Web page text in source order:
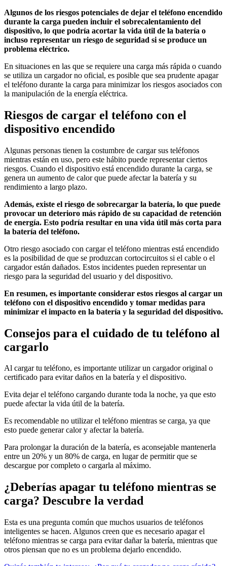
Algunos de los riesgos potenciales de dejar el teléfono encendido
durante la carga pueden incluir el sobrecalentamiento del
dispositivo, lo que podría acortar la vida útil de la batería o
incluso representar un riesgo de seguridad si se produce un
problema eléctrico.
En situaciones en las que se requiere una carga más rápida o cuando
se utiliza un cargador no oficial, es posible que sea prudente apagar
el teléfono durante la carga para minimizar los riesgos asociados con
la manipulación de la energía eléctrica.
Riesgos de cargar el teléfono con el
dispositivo encendido
Algunas personas tienen la costumbre de cargar sus teléfonos
mientras están en uso, pero este hábito puede representar ciertos
riesgos. Cuando el dispositivo está encendido durante la carga, se
genera un aumento de calor que puede afectar la batería y su
rendimiento a largo plazo.
Además, existe el riesgo de sobrecargar la batería, lo que puede
provocar un deterioro más rápido de su capacidad de retención
de energía. Esto podría resultar en una vida útil más corta para
la batería del teléfono.
Otro riesgo asociado con cargar el teléfono mientras está encendido
es la posibilidad de que se produzcan cortocircuitos si el cable o el
cargador están dañados. Estos incidentes pueden representar un
riesgo para la seguridad del usuario y del dispositivo.
En resumen, es importante considerar estos riesgos al cargar un
teléfono con el dispositivo encendido y tomar medidas para
minimizar el impacto en la batería y la seguridad del dispositivo.
Consejos para el cuidado de tu teléfono al
cargarlo
Al cargar tu teléfono, es importante utilizar un cargador original o
certificado para evitar daños en la batería y el dispositivo.
Evita dejar el teléfono cargando durante toda la noche, ya que esto
puede afectar la vida útil de la batería.
Es recomendable no utilizar el teléfono mientras se carga, ya que
esto puede generar calor y afectar la batería.
Para prolongar la duración de la batería, es aconsejable mantenerla
entre un 20% y un 80% de carga, en lugar de permitir que se
descargue por completo o cargarla al máximo.
¿Deberías apagar tu teléfono mientras se
carga? Descubre la verdad
Esta es una pregunta común que muchos usuarios de teléfonos
inteligentes se hacen. Algunos creen que es necesario apagar el
teléfono mientras se carga para evitar dañar la batería, mientras que
otros piensan que no es un problema dejarlo encendido.